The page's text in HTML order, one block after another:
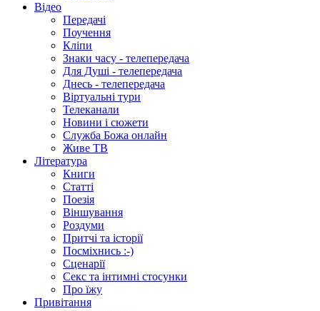
Відео
Передачі
Поучення
Кліпи
Знаки часу - телепередача
Для Душі - телепередача
Днесь - телепередача
Віртуальні тури
Телеканали
Новини і сюжети
Служба Божа онлайн
Живе ТВ
Література
Книги
Статті
Поезія
Віншування
Роздуми
Притчі та історії
Посміхнись :-)
Сценарії
Секс та інтимні стосунки
Про їжу
Привітання